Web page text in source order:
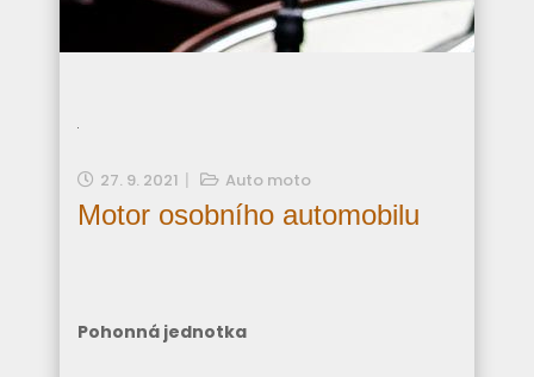
27. 9. 2021 Auto moto
Motor osobního automobilu
Pohonná jednotka